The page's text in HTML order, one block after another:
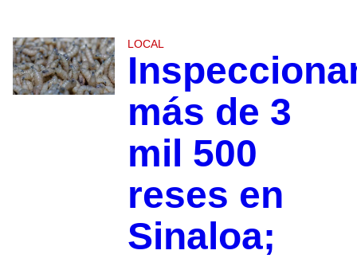
LOCAL
más de 3
mil 500
reses en
Sinaloa;